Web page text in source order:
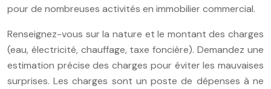
pour de nombreuses activités en immobilier commercial.
Renseignez-vous sur la nature et le montant des charges
(eau, électricité, chauffage, taxe foncière). Demandez une
estimation précise des charges pour éviter les mauvaises
surprises. Les charges sont un poste de dépenses à ne